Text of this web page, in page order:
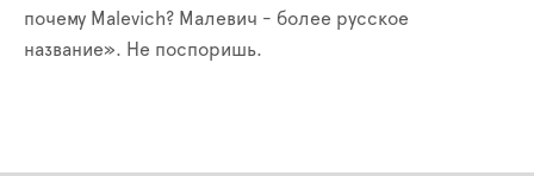
почему Malevich? Малевич - более русское
название». Не поспоришь.